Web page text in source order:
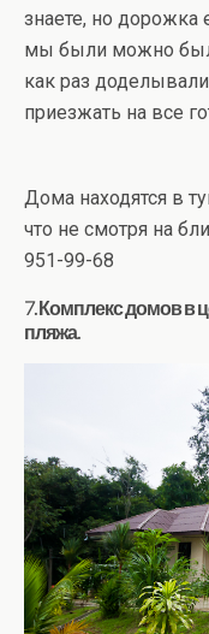
знаете, но
мы были можно
как раз
приезжать на все
Дома находятся в
что не смотря на
951-99-68
7. Комплекс домов в
пляжа.